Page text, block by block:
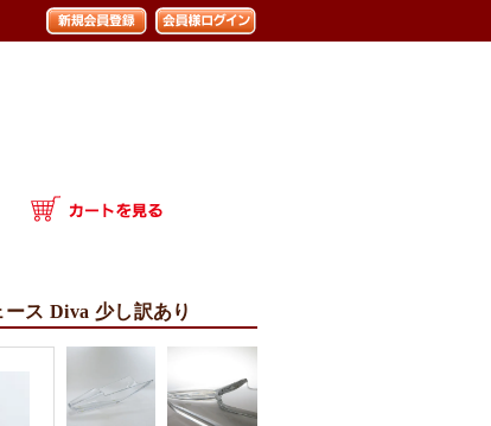
ス Diva 少し訳あり